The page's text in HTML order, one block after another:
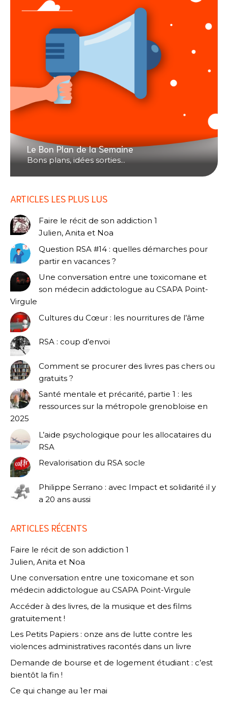
Le Bon Plan de la Semaine
Bons plans, idées sorties...
ARTICLES LES PLUS LUS
Faire le récit de son addiction 1
Julien, Anita et Noa
Question RSA #14 : quelles démarches pour
partir en vacances ?
Une conversation entre une toxicomane et
son médecin addictologue au CSAPA Point-
Virgule
Cultures du Cœur : les nourritures de l’âme
RSA : coup d’envoi
Comment se procurer des livres pas chers ou
gratuits ?
Santé mentale et précarité, partie 1 : les
ressources sur la métropole grenobloise en
2025
L’aide psychologique pour les allocataires du
RSA
Revalorisation du RSA socle
Philippe Serrano : avec Impact et solidarité il y
a 20 ans aussi
ARTICLES RÉCENTS
Faire le récit de son addiction 1
Julien, Anita et Noa
Une conversation entre une toxicomane et son
médecin addictologue au CSAPA Point-Virgule
Accéder à des livres, de la musique et des films
gratuitement !
Les Petits Papiers : onze ans de lutte contre les
violences administratives racontés dans un livre
Demande de bourse et de logement étudiant : c’est
bientôt la fin !
Ce qui change au 1er mai